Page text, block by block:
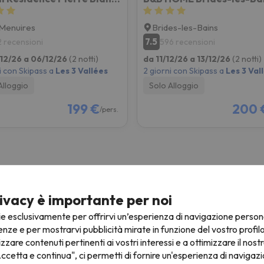
recensioni
26 a 06/12/26 (2 notti)
con Skipass a Les 3 Vallées
199 €/pers.
Brides-les-Bains
7.5 596 recensioni
da 11/12/26 a 13/12/26 (2 notti)
2 giorni con Skipass a Les 3
Solo Alloggio
200
Offerte Sci 26/27
2 notti + 2 giorni con skipass
Da
216 €
4
è importante per noi
esclusivamente per offrirvi un’esperienza di navigazione
e per mostrarvi pubblicità mirate in funzione del vostro
contenuti pertinenti ai vostri interessi e a ottimizzare il
e continua", ci permetti di fornire un'esperienza di